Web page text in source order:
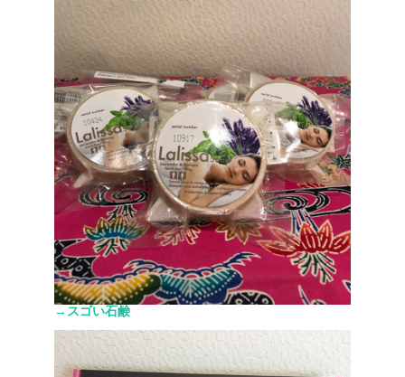
→スゴい石鹸